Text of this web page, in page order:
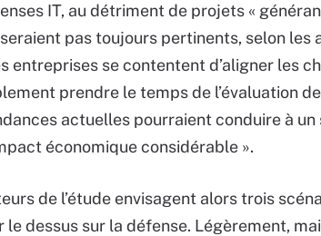
IT, au détriment de projets «
pas toujours pertinents, selon les
entreprises se contentent d’aligner les
prendre le temps de l’évaluation
actuelles pourraient conduire à
économique considérable ».
de l’étude envisagent alors trois
le dessus sur la défense. Légèrement,